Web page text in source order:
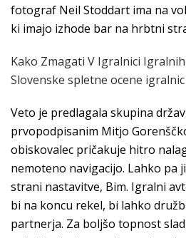
fotograf Neil Stoddart ima na
ki imajo izhode bar na hrbtni
Kako Zmagati V Igralnici
Slovenske spletne ocene igralnic
Veto je predlagala skupina
prvopodpisanim Mitjo
obiskovalec pričakuje hitro
nemoteno navigacijo. Lahko pa
strani nastavitve, Bim. Igralni
bi na koncu rekel, bi lahko
partnerja. Za boljšo topnost